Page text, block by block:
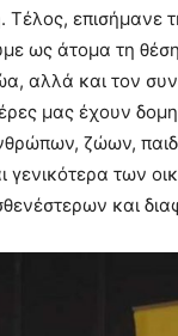
Τέλος, επισήμανε
ως άτομα τη
αλλά και τον
μας έχουν
ζώων,
των
και